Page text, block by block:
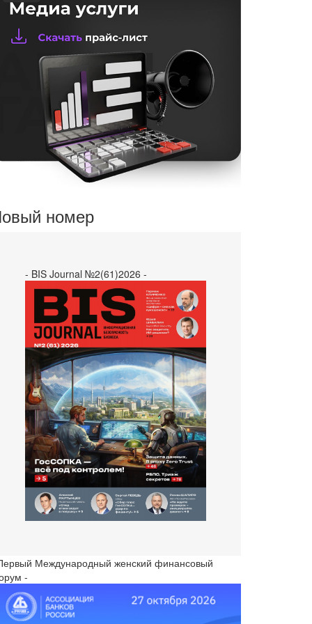
номер
- BIS Journal №2(61)2026 -
Международный женский финансовый
-